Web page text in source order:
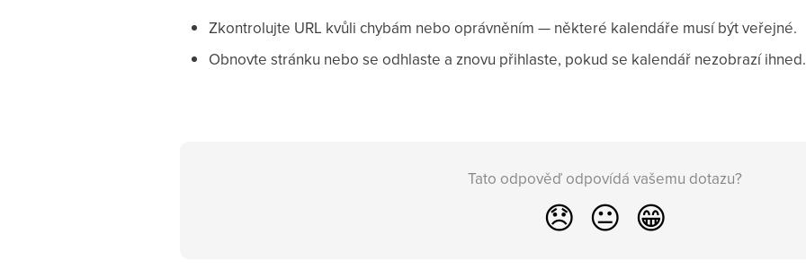
Zkontrolujte URL kvůli chybám nebo oprávněním — některé kalendáře musí být veřejné.
Obnovte stránku nebo se odhlaste a znovu přihlaste, pokud se kalendář nezobrazí ihned.
Tato odpověď odpovídá vašemu dotazu?
😞 😐 😁